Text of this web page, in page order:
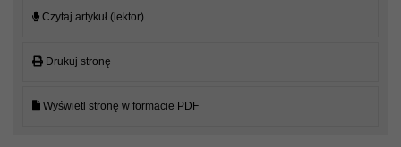
Czytaj artykuł (lektor)
Drukuj stronę
Wyświetl stronę w formacie PDF